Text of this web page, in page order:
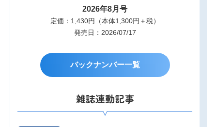
2026年8月号
定価：1,430円（本体1,300円＋税）
発売日：2026/07/17
バックナンバー一覧
雑誌連動記事